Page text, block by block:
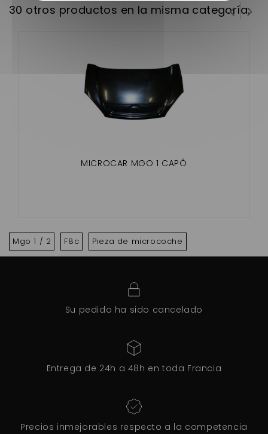
30 otros productos en la misma categoría:
MICROCAR MGO 1 CAPÓ
Mgo 1 / 2 F8c Pieza de microcoche
Su pedido ha sido cancelado
Entrega de 24h a 48h en toda Francia
Precios inmejorables respecto a la competencia